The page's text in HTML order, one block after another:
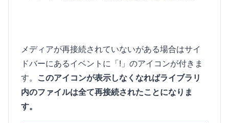
メディアが再接続されていないがある場合はサイ
ドバーにあるイベントに「!」のアイコンが付きま
す。 このアイコンが表示しなくなればライブラリ
内のファイルは全て再接続されたことになりま
す。